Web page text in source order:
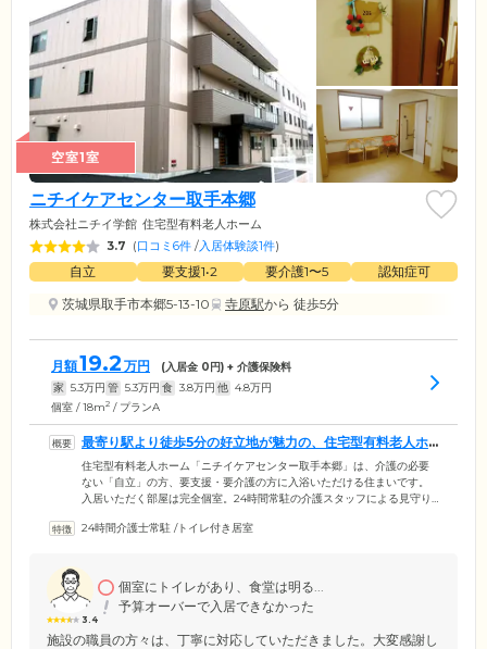
空室1室
ニチイケアセンター取手本郷
株式会社ニチイ学館 住宅型有料老人ホーム
3.7 (口コミ6件 /入居体験談1件)
自立 要支援1•2 要介護1〜5
認知症可
茨城県取手市本郷5-13-10
寺原駅から 徒歩5分
月額19.2 万円 (入居金 0円) + 介護保険料
家 5.3万円 管 5.3万円 食 3.8万円 他 4.8万円
個室 / 18m2 / プランA
最寄り駅より徒歩5分の好立地が魅力の、住宅型有料老人ホ
ームです
住宅型有料老人ホーム「ニチイケアセンター取手本郷」は、介護の必要
ない「自立」の方、要支援・要介護の方に入浴いただける住まいです。
入居いただく部屋は完全個室。24時間常駐の介護スタッフによる見守り
す。介護が必要となった場合は、系列訪問介護事業所の利用が可能。必
家族様・ご友人様の来訪に便利な立地も大きな魅力です。
24時間介護士常駐 /トイレ付き居室
3.4
個室にトイレがあり、食堂は明る...
予算オーバーで入居できなかった
施設の職員の方々は、丁寧に対応していただきました。大変感謝し